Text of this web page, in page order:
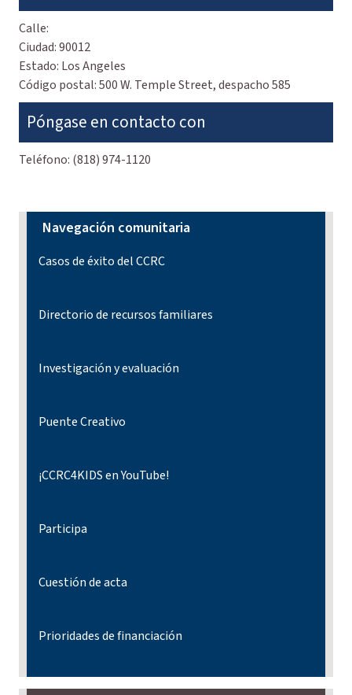
Calle:
Ciudad:90012
Estado: Los Angeles
Código postal:500 W. Temple Street, despacho 585
Póngase en contacto con
Teléfono: (818) 974-1120
Navegación comunitaria
Casos de éxito del CCRC
Directorio de recursos familiares
Investigación y evaluación
Puente Creativo
¡CCRC4KIDS en YouTube!
Participa
Cuestión de acta
Prioridades de financiación